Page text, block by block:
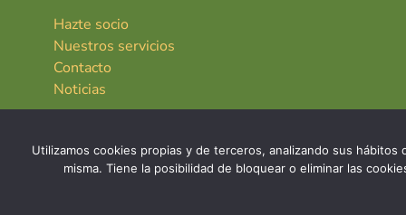
Hazte socio
Nuestros servicios
Contacto
Noticias
Utilizamos cookies propias y de terceros, analizando sus
misma. Tiene la posibilidad de bloquear o eliminar las